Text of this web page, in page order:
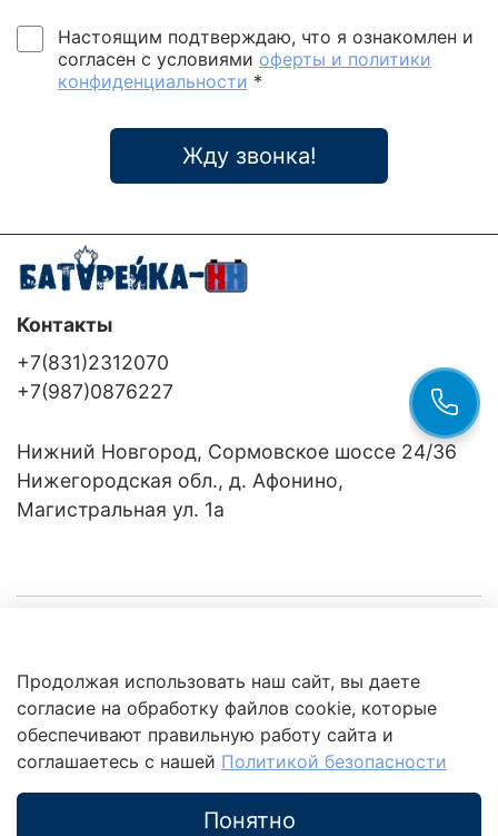
Настоящим подтверждаю, что я ознакомлен и
согласен с условиями оферты и политики
конфиденциальности *
Жду звонка!
Клиентам
Это интересно
Контакты
+7(831)2312070
+7(987)0876227
Нижний Новгород, Сормовское шоссе 24/36
Нижегородская обл., д. Афонино,
Магистральная ул. 1а
Продолжая использовать наш сайт, вы даете
согласие на обработку файлов cookie, которые
обеспечивают правильную работу сайта и
соглашаетесь с нашей Политикой безопасности
Понятно
обработки